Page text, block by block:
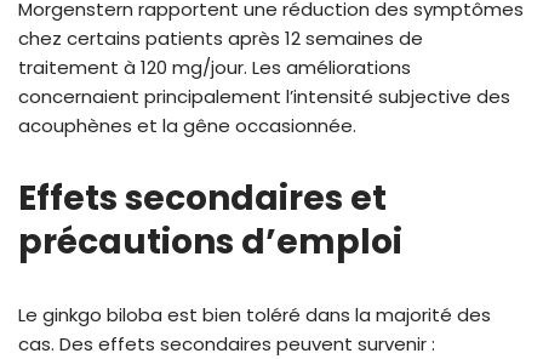
Morgenstern rapportent une réduction des symptômes
chez certains patients après 12 semaines de
traitement à 120 mg/jour. Les améliorations
concernaient principalement l’intensité subjective des
acouphènes et la gêne occasionnée.
Effets secondaires et
précautions d’emploi
Le ginkgo biloba est bien toléré dans la majorité des
cas. Des effets secondaires peuvent survenir :